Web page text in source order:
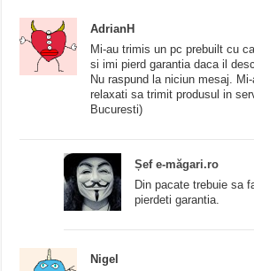
AdrianH
Mi-au trimis un pc prebuilt cu
si imi pierd garantia daca il
Nu raspund la niciun mesaj.
relaxati sa trimit produsul in
Bucuresti)
Șef e-măgari.ro
Din pacate trebuie sa
pierdeti garantia.
Nigel